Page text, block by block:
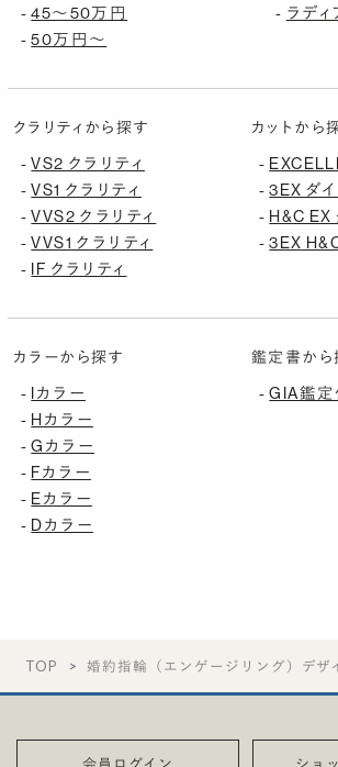
-45〜50万円
-50万円〜
- ラディ
クラリティから探す
-VS2 クラリティ
-VS1 クラリティ
-VVS2 クラリティ
-VVS1 クラリティ
- IF クラリティ
カットから
-
-3EX ダ
- H&C EX
-3EX
カラーから探す
- Iカラー
- Hカラー
-Gカラー
- Fカラー
- Eカラー
- Dカラー
鑑定書から
-GIA鑑定
TOP 婚約指輪（エンゲージリング）デザ